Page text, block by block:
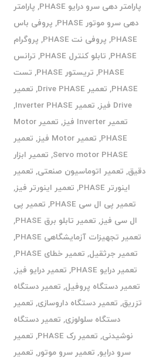
پارامتر دهی سرو درایو PHASE
, پارامتر
دهی سرو موتور PHASE
, پروفی باس
PHASE
, پروفی نت PHASE , پروگرام
PHASE
, تابلو کنترل PHASE , ترانس
PHASE
, تریستور PHASE , تست
PHASE
, تعمیر Drive PHASE , تعمیر
Drive فیز
, تعمیر Inverter PHASE
,
تعمیر Inverter فیز
,
تعمیر Motor
PHASE
, تعمیر Motor فیز , تعمیر
Servo motor PHASE
, تعمیر ابزار
دقیق, تعمیر اتوماسیون صنعتی, تعمیر
اینورتر PHASE
, تعمیر اینورتر فیز,
تعمیر پی ال سی PHASE
, تعمیر پی
ال سی فیز, تعمیر تابلو برق PHASE
,
تعمیر تجهیزات آزمایشگاهی PHASE
,
تعمیر جرثقیل, تعمیر خطای PHASE
,
تعمیر درایو PHASE
, تعمیر درایو فیز,
تعمیر دستگاه پروفیل, تعمیر دستگاه
تزریق, تعمیر دستگاه داروسازی, تعمیر
دستگاه سلولوزی, تعمیر دستگاه
نوشیدنی, تعمیر رک PHASE , تعمیر
سرو درایو, تعمیر سرو موتور, تعمیر